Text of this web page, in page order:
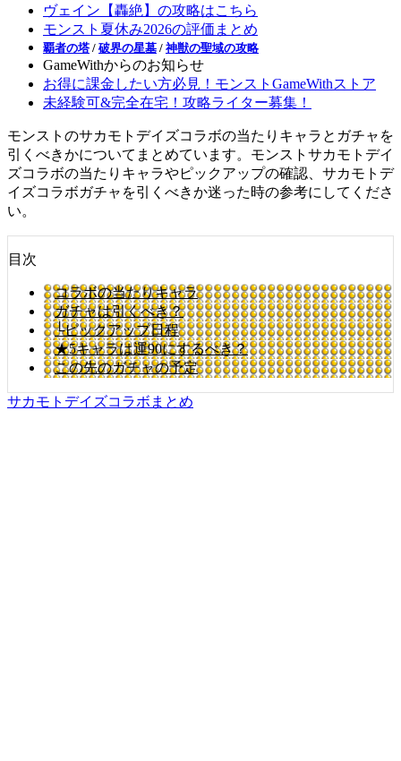
ヴェイン【轟絶】の攻略はこちら
モンスト夏休み2026の評価まとめ
覇者の塔 / 破界の星墓 / 神獣の聖域の攻略
GameWithからのお知らせ
お得に課金したい方必見！モンストGameWithストア
未経験可&完全在宅！攻略ライター募集！
モンストのサカモトデイズコラボの当たりキャラとガチャを
引くべきかについてまとめています。モンストサカモトデイ
ズコラボの当たりキャラやピックアップの確認、サカモトデ
イズコラボガチャを引くべきか迷った時の参考にしてくださ
い。
目次
コラボの当たりキャラ
ガチャは引くべき？
└ピックアップ日程
★5キャラは運90にするべき？
この先のガチャの予定
サカモトデイズコラボまとめ